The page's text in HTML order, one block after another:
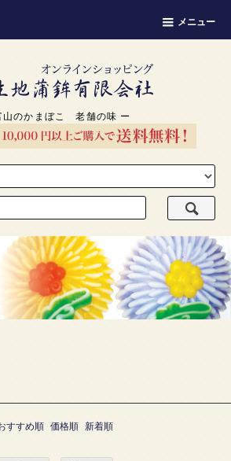
メニュー
山のかまぼこ 老舗の味 ー
すすめ順 価格順 新着順